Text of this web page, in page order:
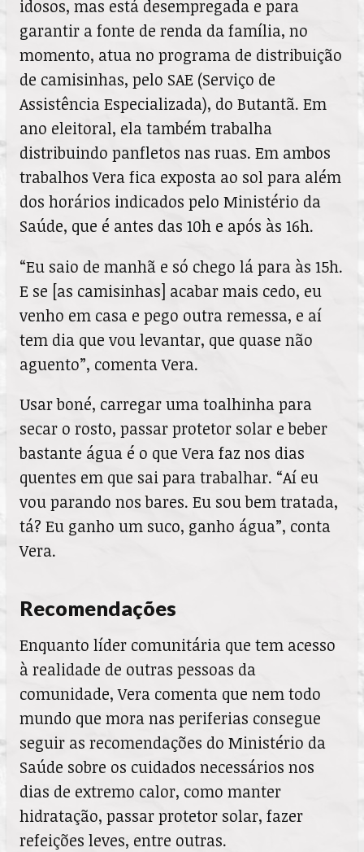
idosos, mas está desempregada e para
garantir a fonte de renda da família, no
momento, atua no programa de distribuição
de camisinhas, pelo SAE (Serviço de
Assistência Especializada), do Butantã. Em
ano eleitoral, ela também trabalha
distribuindo panfletos nas ruas. Em ambos
trabalhos Vera fica exposta ao sol para além
dos horários indicados pelo Ministério da
Saúde, que é antes das 10h e após às 16h.
“Eu saio de manhã e só chego lá para às 15h.
E se [as camisinhas] acabar mais cedo, eu
venho em casa e pego outra remessa, e aí
tem dia que vou levantar, que quase não
aguento”, comenta Vera.
Usar boné, carregar uma toalhinha para
secar o rosto, passar protetor solar e beber
bastante água é o que Vera faz nos dias
quentes em que sai para trabalhar. “Aí eu
vou parando nos bares. Eu sou bem tratada,
tá? Eu ganho um suco, ganho água”, conta
Vera.
Recomendações
Enquanto líder comunitária que tem acesso
à realidade de outras pessoas da
comunidade, Vera comenta que nem todo
mundo que mora nas periferias consegue
seguir as recomendações do Ministério da
Saúde sobre os cuidados necessários nos
dias de extremo calor, como manter
hidratação, passar protetor solar, fazer
refeições leves, entre outras.